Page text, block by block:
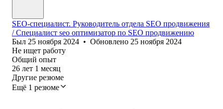
SEO-специалист. Руководитель отдела SEO продвижения
/ Специалист seo оптимизатор по SEO продвижению
Был 25 ноября 2024 • Обновлено 25 ноября 2024
Не ищет работу
Общий опыт
26 лет 1 месяц
Другие резюме
Ещё 1 резюме